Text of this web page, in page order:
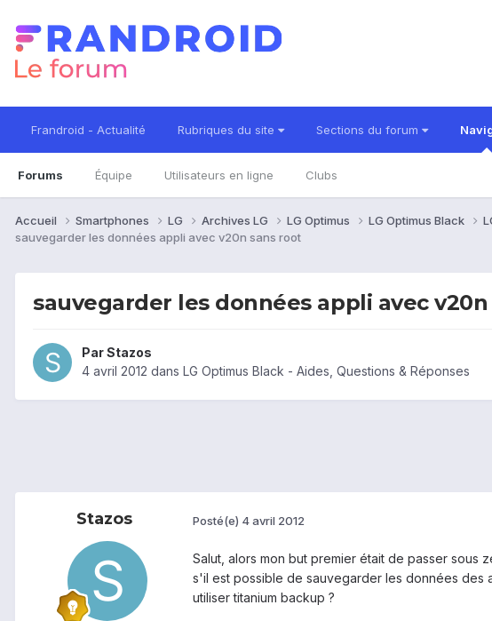
Frandroid - Actualité Rubriques du site Sections du forum
Forums Équipe Utilisateurs en ligne Clubs
Accueil Smartphones LG Archives LG LG Optimus LG Optimus Black
sauvegarder les données appli avec v20n sans root
sauvegarder les données appli avec
ParStazos
4 avril 2012 dans LG Optimus Black - Aides, Questions & Réponses
Stazos Posté(e) 4 avril 2012
Salut, alors mon but premier était de passer sous
s'il est possible de sauvegarder les données des
utiliser titanium backup ?